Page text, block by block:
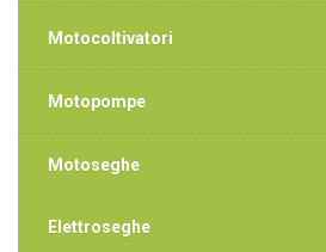
Motocoltivatori
Motopompe
Motoseghe
Elettroseghe